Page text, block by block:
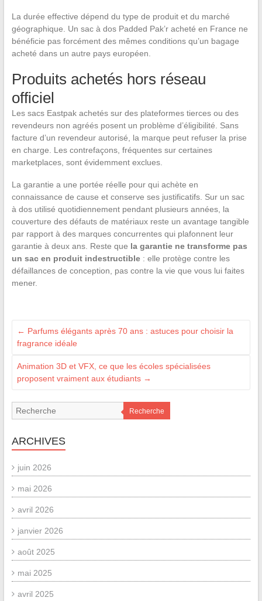
La durée effective dépend du type de produit et du marché
géographique. Un sac à dos Padded Pak’r acheté en France ne
bénéficie pas forcément des mêmes conditions qu’un bagage
acheté dans un autre pays européen.
Produits achetés hors réseau
officiel
Les sacs Eastpak achetés sur des plateformes tierces ou des
revendeurs non agréés posent un problème d’éligibilité. Sans
facture d’un revendeur autorisé, la marque peut refuser la prise
en charge. Les contrefaçons, fréquentes sur certaines
marketplaces, sont évidemment exclues.
La garantie a une portée réelle pour qui achète en
connaissance de cause et conserve ses justificatifs. Sur un sac
à dos utilisé quotidiennement pendant plusieurs années, la
couverture des défauts de matériaux reste un avantage tangible
par rapport à des marques concurrentes qui plafonnent leur
garantie à deux ans. Reste que la garantie ne transforme pas
un sac en produit indestructible: elle protège contre les
défaillances de conception, pas contre la vie que vous lui faites
mener.
← Parfums élégants après 70 ans : astuces pour choisir la
fragrance idéale
Animation 3D et VFX, ce que les écoles spécialisées
proposent vraiment aux étudiants →
Recherche
ARCHIVES
juin 2026
mai 2026
avril 2026
janvier 2026
août 2025
mai 2025
avril 2025